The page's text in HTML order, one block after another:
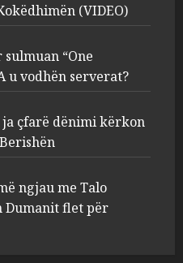
Persona të maskuar
“One Albania”,
u fsheh. A u vodhën
2025
jep pretencën, ja
kërkon për
2025
(VIDEO)
sulmuan “One
u vodhën serverat?
çfarë dënimi kërkon
ngjau me Talo
Dumanit flet për